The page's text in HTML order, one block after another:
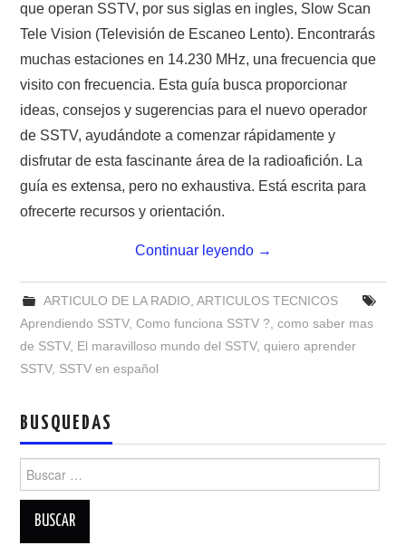
MIEMBROS ORIGINALES
MORSE CW APRENDE Y MAS
NUESTRAS ACTIVIDADES !
PATROCINADORES
PLAN DE BANDAS DE
RADIOAFICIONADOS EN MEXICO
PROMOCIÓN DE LA RADIO AFICIÓN
SALÓN DE LA FAMA DEL CRECJ
SOLICITUD DE INGRESO
SOTA Y POTA
que operan SSTV, por sus siglas en ingles, Slow Scan
Tele Vision (Televisión de Escaneo Lento). Encontrarás
muchas estaciones en 14.230 MHz, una frecuencia que
visito con frecuencia. Esta guía busca proporcionar
ideas, consejos y sugerencias para el nuevo operador
de SSTV, ayudándote a comenzar rápidamente y
disfrutar de esta fascinante área de la radioafición. La
guía es extensa, pero no exhaustiva. Está escrita para
ofrecerte recursos y orientación.
Continuar leyendo →
ARTICULO DE LA RADIO, ARTICULOS TECNICOS
Aprendiendo SSTV,Como funciona SSTV ?,como saber mas
de SSTV, El maravilloso mundo del SSTV,quiero aprender
SSTV, SSTV en español
BUSQUEDAS
Buscar: